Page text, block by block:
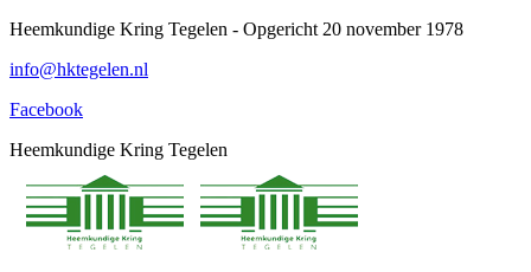
Spring
content
Heemkundige Kring Tegelen - Opgericht 20 november 1978
info@hktegelen.nl
Facebook
Heemkundige Kring Tegelen